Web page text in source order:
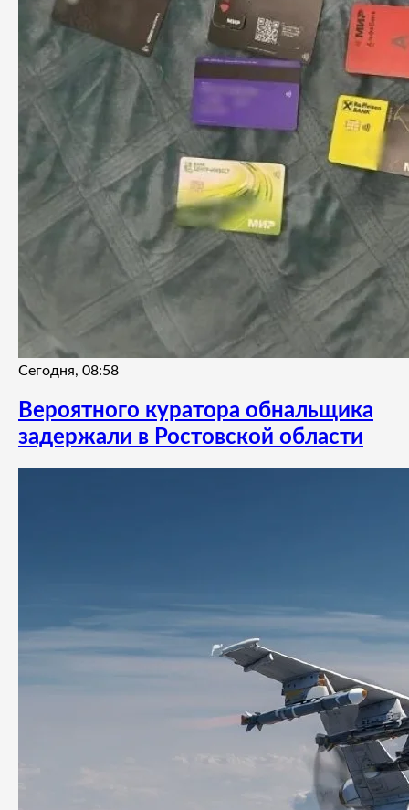
Сегодня, 08:58
Вероятного куратора обнальщика
задержали в Ростовской области